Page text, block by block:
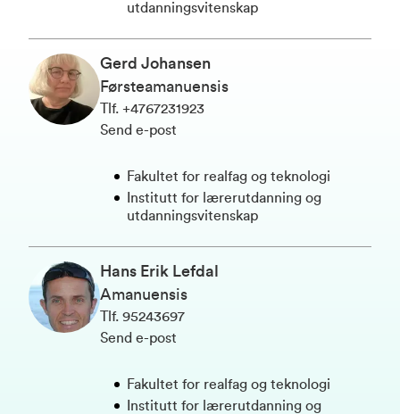
utdanningsvitenskap
Gerd Johansen
Førsteamanuensis
Tlf. +4767231923
Send e-post
Fakultet for realfag og teknologi
Institutt for lærerutdanning og
utdanningsvitenskap
Hans Erik Lefdal
Amanuensis
Tlf. 95243697
Send e-post
Fakultet for realfag og teknologi
Institutt for lærerutdanning og